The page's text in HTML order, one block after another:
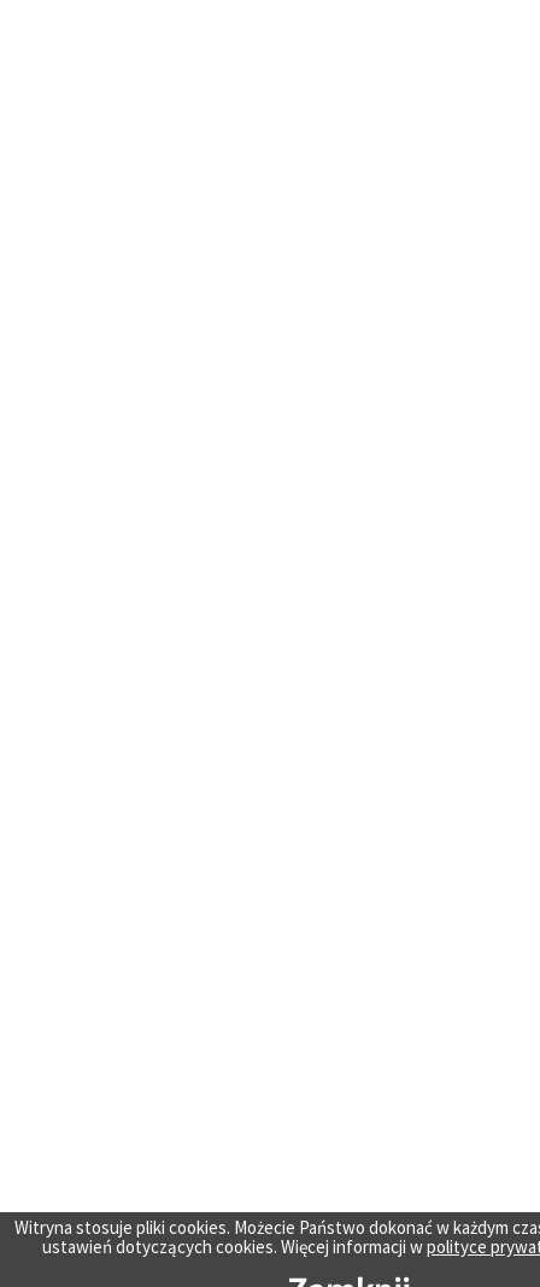
Witryna stosuje pliki cookies. Możecie Państwo dokonać w każdym
ustawień dotyczących cookies. Więcej informacji wpolityce